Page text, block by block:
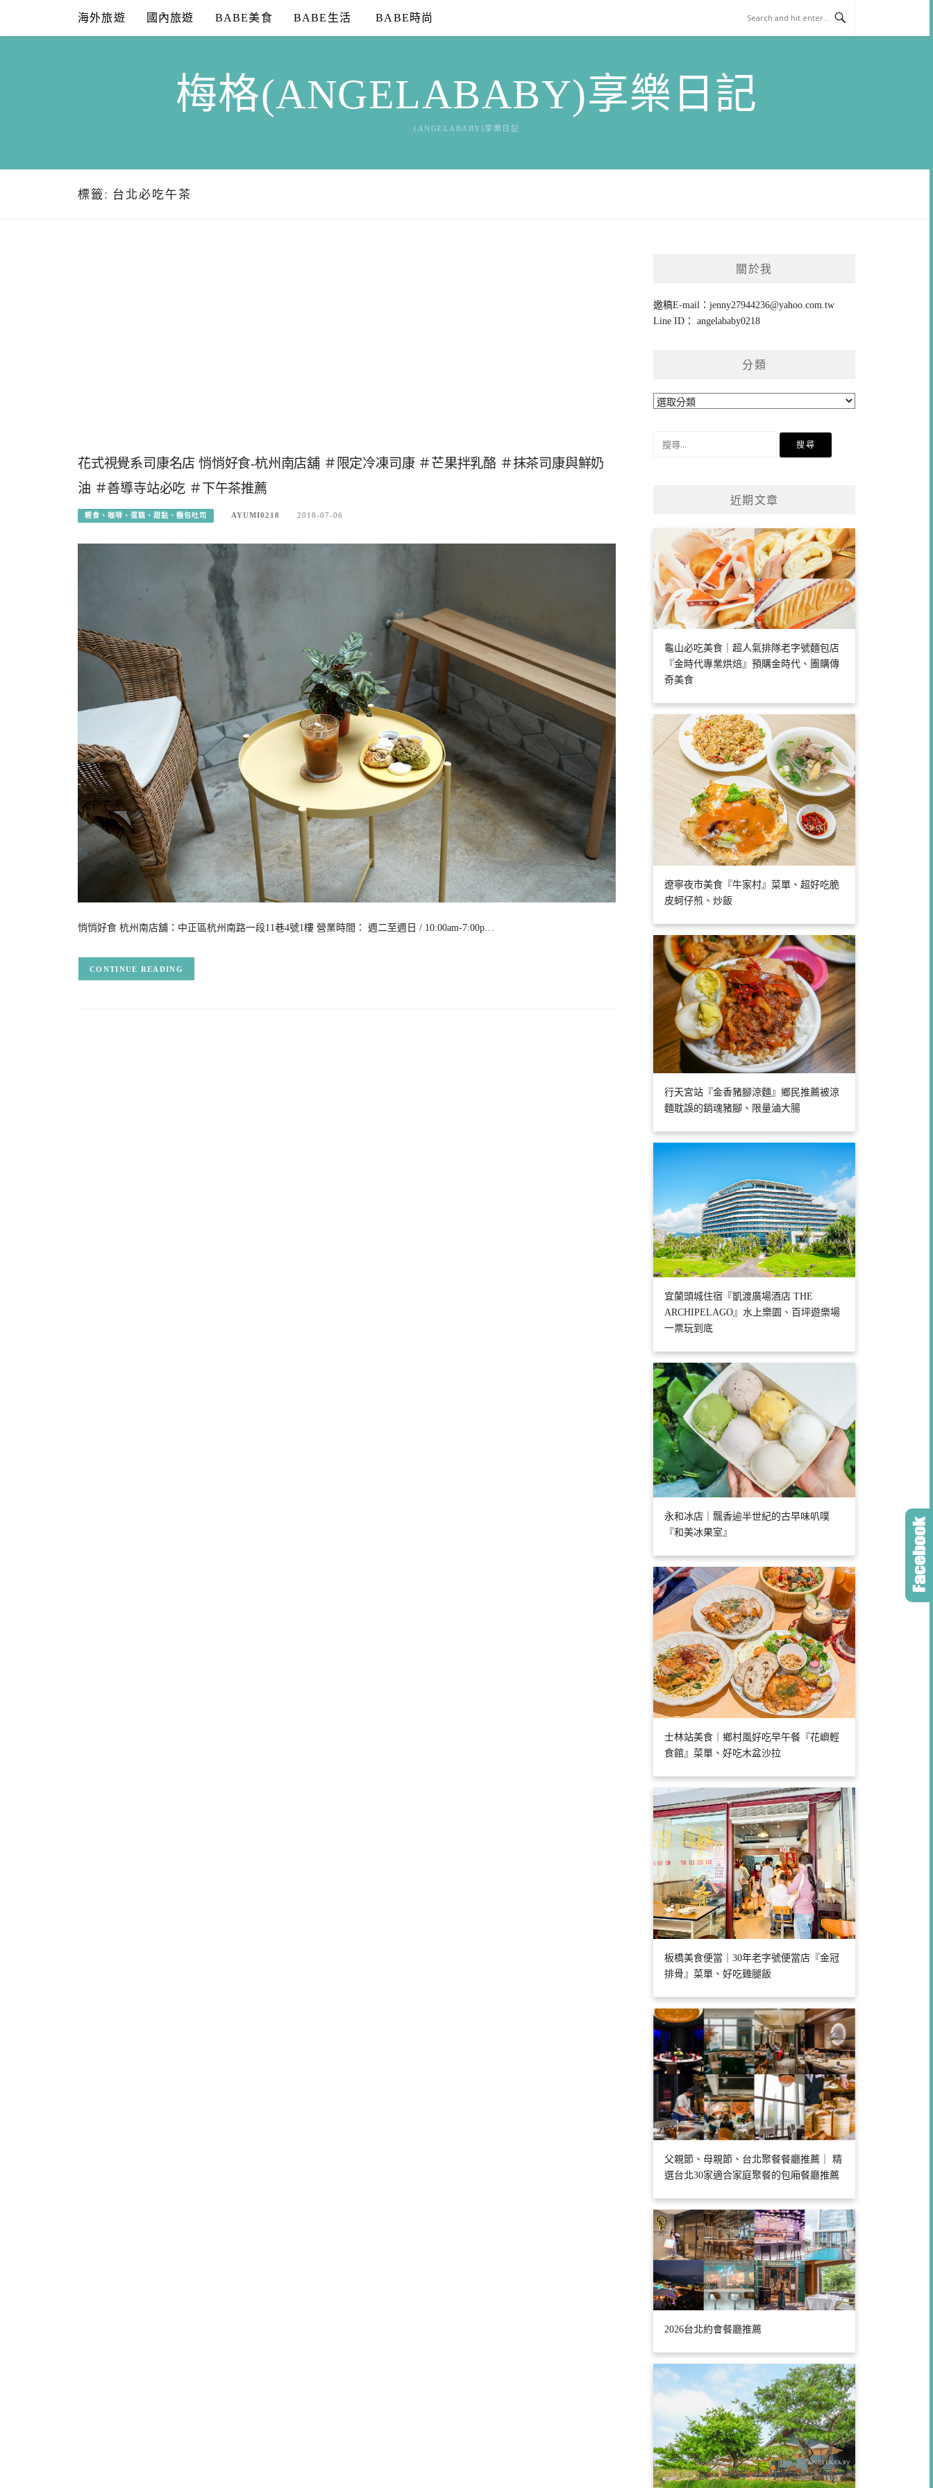
content
海外旅遊 國內旅遊 BABE美食 BABE生活 BABE時尚
梅格(ANGELABABY)享樂日記
(ANGELABABY)享樂日記
標籤: 台北必吃午茶
花式視覺系司康名店 悄悄好食-杭州南店舖 ＃限定冷凍司康 ＃芒果拌乳酪 ＃抹茶司康與鮮奶
油 ＃善導寺站必吃 ＃下午茶推薦
輕食、咖啡、蛋糕、甜點、麵包吐司 AYUMI0218 2018-07-06
悄悄好食 杭州南店舖：中正區杭州南路一段11巷4號1樓 營業時間： 週二至週日 / 10:00am-7:00p…
CONTINUE READING
關於我
邀稿E-mail：jenny27944236@yahoo.com.tw
Line ID： angelababy0218
分類
分
近期文章
龜山必吃美食｜超人氣排隊老字號麵包店
『金時代專業烘焙』預購金時代、團購傳
奇美食
遼寧夜市美食『牛家村』菜單、超好吃脆
皮蚵仔煎、炒飯
行天宮站『金香豬腳涼麵』鄉民推薦被涼
麵耽誤的銷魂豬腳、限量滷大腸
宜蘭頭城住宿『凱渡廣場酒店 THE
ARCHIPELAGO』水上樂園、百坪遊樂場
一票玩到底
永和冰店｜飄香逾半世紀的古早味叭噗
『和美冰果室』
士林站美食｜鄉村風好吃早午餐『花嶼輕
食館』菜單、好吃木盆沙拉
板橋美食便當｜30年老字號便當店『金冠
排骨』菜單、好吃雞腿飯
父親節、母親節、台北聚餐餐廳推薦｜ 精
選台北30家適合家庭聚餐的包廂餐廳推薦
2026台北約會餐廳推薦